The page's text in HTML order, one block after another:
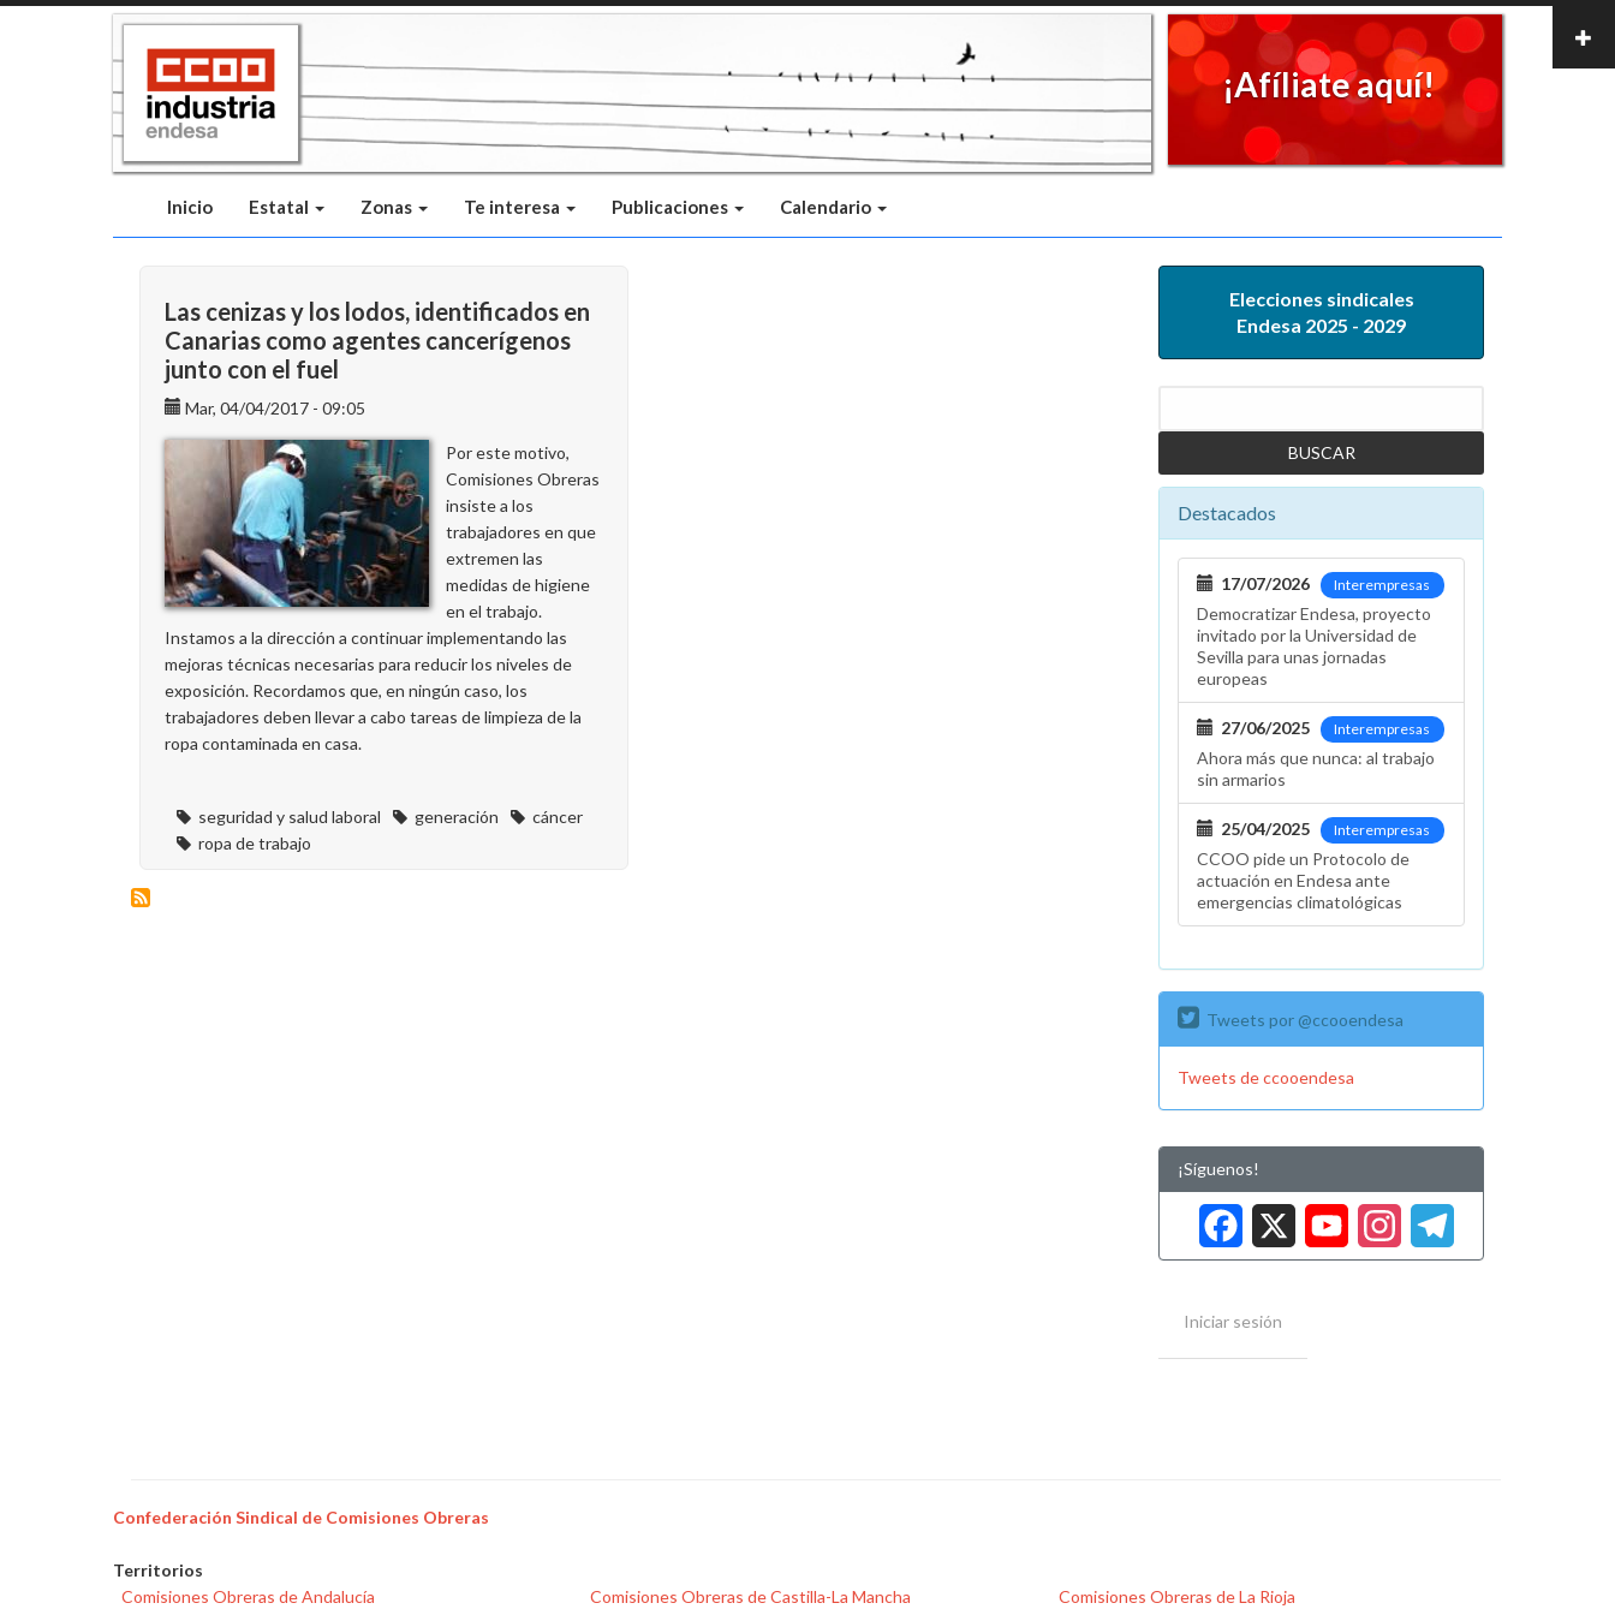
¡Afíliate aquí!
Inicio Estatal Zonas Te interesa Publicaciones Calendario
Las cenizas y los lodos, identificados en
Canarias como agentes cancerígenos
junto con el fuel
Mar, 04/04/2017 - 09:05
Por este motivo,
Comisiones Obreras
insiste a los
trabajadores en que
extremen las
medidas de higiene
en el trabajo.
Instamos a la dirección a continuar implementando las
mejoras técnicas necesarias para reducir los niveles de
exposición. Recordamos que, en ningún caso, los
trabajadores deben llevar a cabo tareas de limpieza de la
ropa contaminada en casa.
seguridad y salud laboral generación
cáncer
ropa de trabajo
Elecciones sindicales
Endesa 2025 - 2029
Destacados
Interempresas
17/07/2026
Democratizar Endesa, proyecto
invitado por la Universidad de
Sevilla para unas jornadas
europeas
Interempresas
27/06/2025
Ahora más que nunca: al trabajo
sin armarios
Interempresas
25/04/2025
CCOO pide un Protocolo de
actuación en Endesa ante
emergencias climatológicas
Tweets por @ccooendesa
Tweets de ccooendesa
¡Síguenos!
Facebook
XYouTube
Iniciar sesión
Confederación Sindical de Comisiones Obreras
Territorios
Comisiones Obreras de Andalucía
Comisiones Obreras de Castilla-La Mancha
Comisiones Obreras de La Rioja